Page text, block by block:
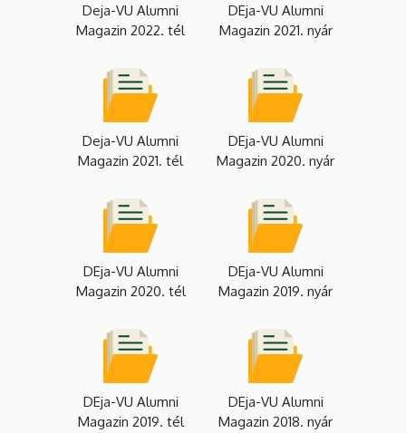
Deja-VU Alumni
Magazin 2022. tél
DEja-VU Alumni
Magazin 2021. nyár
Deja-VU Alumni
Magazin 2021. tél
DEja-VU Alumni
Magazin 2020. nyár
DEja-VU Alumni
Magazin 2020. tél
DEja-VU Alumni
Magazin 2019. nyár
DEja-VU Alumni
Magazin 2019. tél
DEja-VU Alumni
Magazin 2018. nyár